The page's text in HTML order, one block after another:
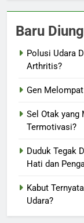
Baru
Polusi Udara
Arthritis?
Gen
Sel Otak yang
Termotivasi?
Duduk Tegak
Hati dan
Kabut
Udara?